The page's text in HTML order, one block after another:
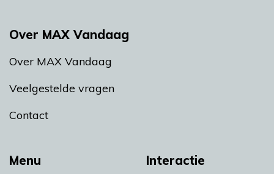
Menu Interactie
Over MAX Vandaag
Over MAX Vandaag
Veelgestelde vragen
Contact